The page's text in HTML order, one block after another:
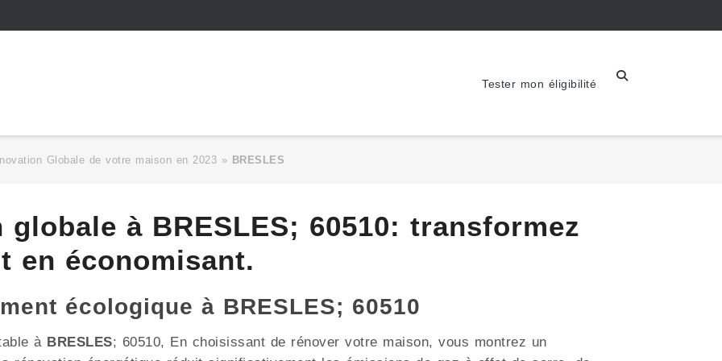
Tester mon éligibilité
Globale de votre maison en 2023 » BRESLES
à BRESLES; 60510: transformez
en économisant.
écologique à BRESLES; 60510
à BRESLES; 60510, En choisissant de rénover votre maison, vous montrez un